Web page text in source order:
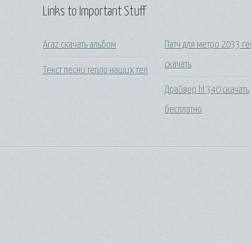
Links to Important Stuff
Araz скачать альбом
Текст песни тепло наших тел
Патч для метро 2033
скачать
Драйвер hl 340 скачать
бесплатно